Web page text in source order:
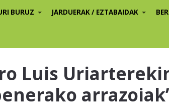
BURUZ JARDUERAK / EZTABAIDAK
Luis